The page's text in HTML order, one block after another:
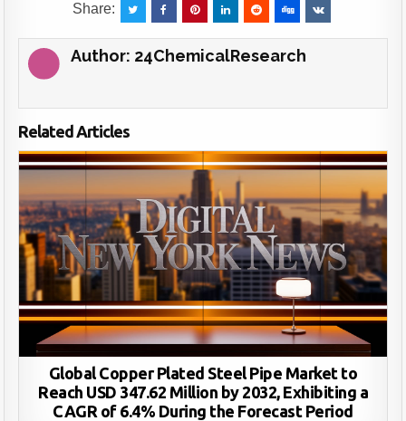
Share:
Author: 24ChemicalResearch
Related Articles
Global Copper Plated Steel Pipe Market to
Reach USD 347.62 Million by 2032, Exhibiting a
CAGR of 6.4% During the Forecast Period